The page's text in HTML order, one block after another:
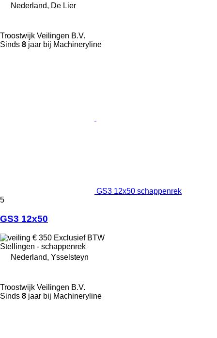
Nederland, De Lier
Troostwijk Veilingen B.V.
Sinds 8 jaar bij Machineryline
GS3 12x50 schappenrek
5
GS3 12x50
€ 350 Exclusief BTW
Stellingen - schappenrek
Nederland, Ysselsteyn
Troostwijk Veilingen B.V.
Sinds 8 jaar bij Machineryline